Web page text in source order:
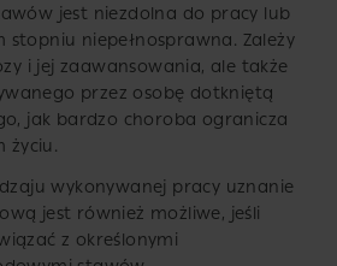
jest niezdolna do pracy lub
stopniu niepełnosprawna. Zależy
i jej zaawansowania, ale także
przez osobę dotkniętą
jak bardzo choroba ogranicza
życiu.
wykonywanej pracy uznanie
jest również możliwe, jeśli
z określonymi